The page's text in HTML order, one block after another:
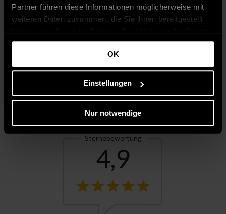
Partner führen diese Informationen möglicherweise mit
weiteren Daten zusammen, die Sie ihnen bereitgestellt
gesammelt haben.
OK
Einstellungen
Nur notwendige
Bewertungen?
Sternebewertung
4,9